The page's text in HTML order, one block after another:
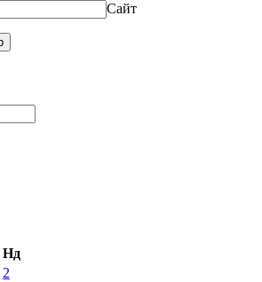
Сайт
Нд
2